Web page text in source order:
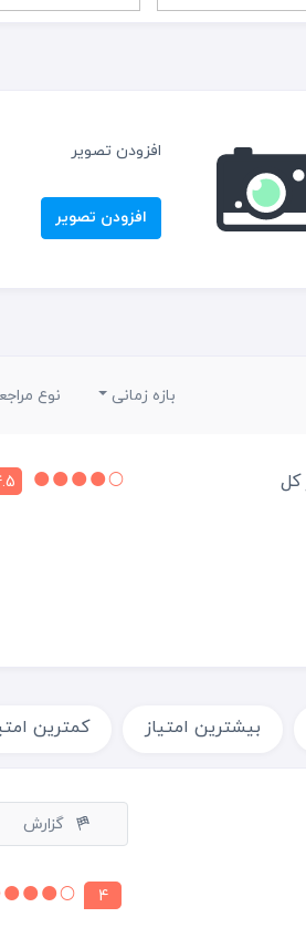
افزودن تصویر
افزودن تصویر
بازه زمانی نوع
کل
بیشترین امتیاز کمترین
گزارش
4